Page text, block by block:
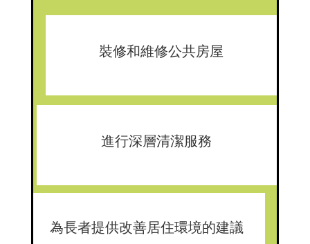
裝修和維修公共房屋
進行深層清潔服務
為長者提供改善居住環境的建議